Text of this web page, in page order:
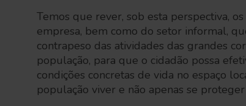
Temos que rever, sob esta perspectiva,
empresa, bem como do setor informal,
contrapeso das atividades das grandes
população, para que o cidadão possa
condições concretas de vida no espaço
população viver e não apenas se